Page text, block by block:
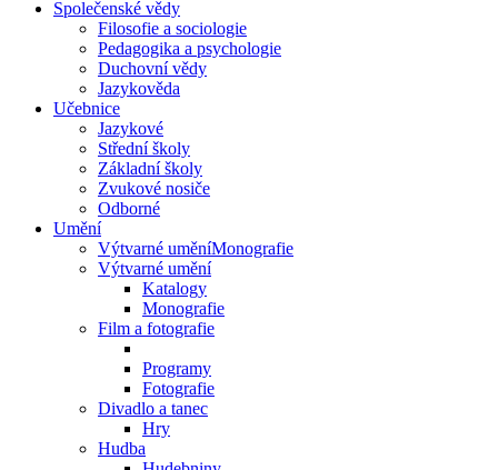
Společenské vědy
Filosofie a sociologie
Pedagogika a psychologie
Duchovní vědy
Jazykověda
Učebnice
Jazykové
Střední školy
Základní školy
Zvukové nosiče
Odborné
Umění
Výtvarné uměníMonografie
Výtvarné umění
Katalogy
Monografie
Film a fotografie
Programy
Fotografie
Divadlo a tanec
Hry
Hudba